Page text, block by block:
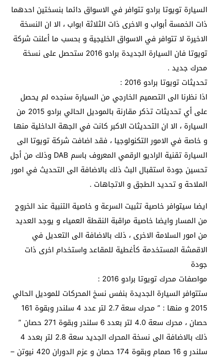
السيارة تويوتا برادو تتوافر في الاسواق دائما بنسختين احدهما
ذات الخمسة أبواب و الاخرى ذات الثلاثة ابواب ، الا ان النسخة
الاخيرة لا تتوافر في الاسواق الخليجية و بحسب ما أعلنت شركة
تويوتا فان السيارة الجديدة برادو 2016 ستحصل على نسخة
محرك جديد .
تحديثات تويوتا برادو 2016 :
اذا نظرنا الى التصميم الخارجي من السيارة سنجده لم يحصل
على أي تحديثات تذكر مقارنة بالموديل الحالي برادو 2015 من
السيارة ، الا ان التحديثات الاكبر كانت في الجهة الداخلية منها
و خاصة في الامور التكنولوجيا ، فقد اضافت شركة تويوتا الى
السيارة تقنية الراديو الرقمي المعروف باسم DAB وذلك من أجل
تحسين جودة استقبال البث ذلك بالاضافة الى التحديث في امور
الملاحة و تحديد الطجق و الاتجاهات .
ايضا سيتوافر خاصية تثبيت السرعة و خاصية التنبية عند الخروج
من المسار وايضا خاصية مراقبة النقطة العمياء و يوجد العديد
من امور السلامة الاخرى ، ذلك بالاضافة الى التعديل في
الاقمشة المستخدمة كأغطية للمقاعد واستخدام اخرى ذات
جودة
مواصفات محرك تويوتا برادو 2016 :
ستتوافر السيارة الجديدة بنفس نسخ المحركات للموديل الحالي
2015 و منها : ” محرك سعة 2.7 لتر عدد 4 سلندر وبقوة 161
حصان ، محرك سعة 4.0 لتر بعدد 6 سلندر وبقوة 271 حصان ”
ذلك بالاضافة الى نسخة المحرك الجديد سعة 2.8 لتر بعدد 4
سلندر و 16 صمام وبقوة 174 حصان و عزم الدوران 420 نيوتن –